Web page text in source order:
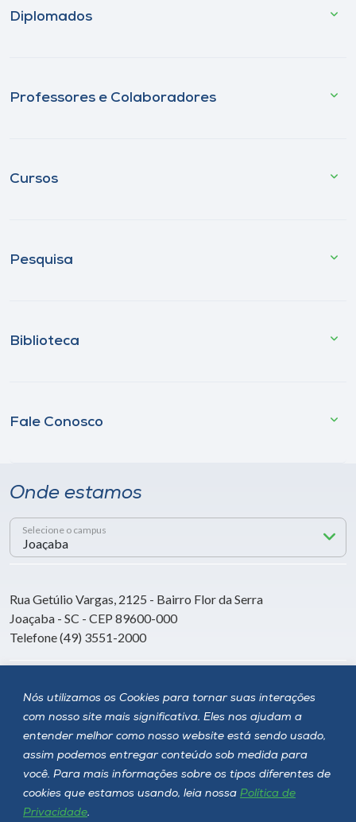
Nós utilizamos os Cookies para tornar suas interações
com nosso site mais significativa. Eles nos ajudam a
entender melhor como nosso website está sendo usado,
assim podemos entregar conteúdo sob medida para
você. Para mais informações sobre os tipos diferentes de
cookies que estamos usando, leia nossa Política de
Privacidade.
Diplomados
Professores e Colaboradores
Cursos
Pesquisa
Biblioteca
Fale Conosco
Onde estamos
Selecione o campus
Rua Getúlio Vargas, 2125 - Bairro Flor da Serra
Joaçaba - SC - CEP 89600-000
Telefone (49) 3551-2000
Siga a Unoesc